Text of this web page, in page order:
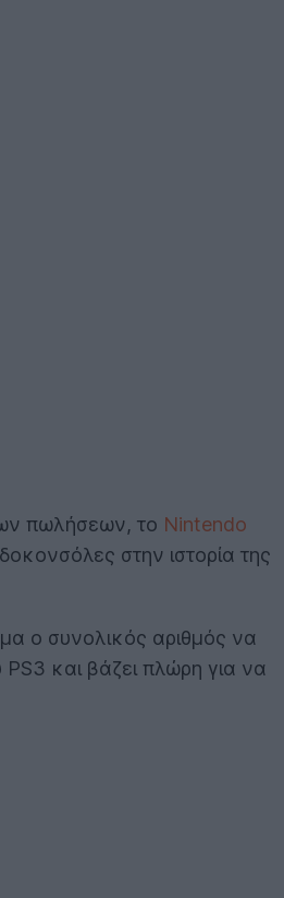
πωλήσεων, το Nintendo
στην ιστορία της
ο συνολικός αριθμός να
και βάζει πλώρη για να